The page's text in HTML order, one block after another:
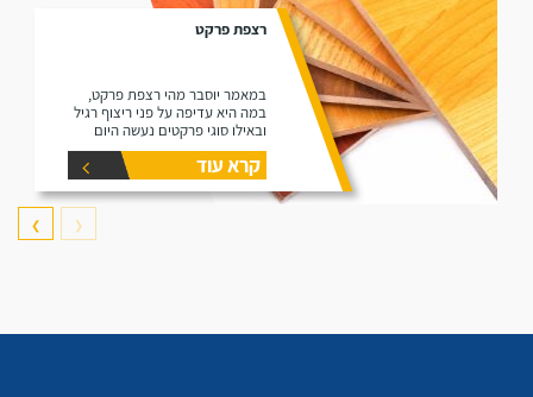
רצפת פרקט
במאמר יוסבר מהי רצפת פרקט,
במה היא עדיפה על פני ריצוף רגיל
ובאילו סוגי פרקטים נעשה היום
שימוש בשוק (למינציה ועץ גושני).
קרא עוד
❮
❯